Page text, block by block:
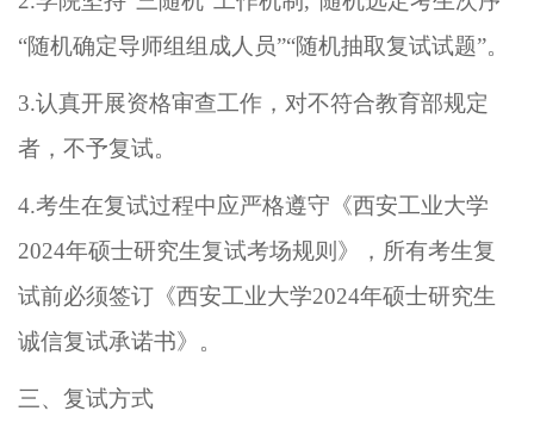
“随机确定导师组组成人员”“随机抽取复试试题”。
3.认真开展资格审查工作，对不符合教育部规定
者，不予复试。
4.考生在复试过程中应严格遵守《西安工业大学
2024年硕士研究生复试考场规则》， 所有考生复
试前必须签订《西安工业大学2024年硕士研究生
诚信复试承诺书》 。
三、复试方式